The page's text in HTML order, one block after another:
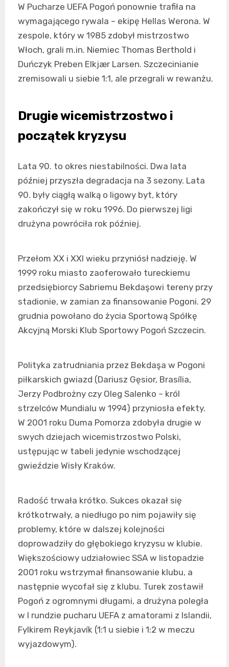
W Pucharze UEFA Pogoń ponownie trafiła na
wymagającego rywala – ekipę Hellas Werona. W
zespole, który w 1985 zdobył mistrzostwo
Włoch, grali m.in. Niemiec Thomas Berthold i
Duńczyk Preben Elkjær Larsen. Szczecinianie
zremisowali u siebie 1:1, ale przegrali w rewanżu.
Drugie wicemistrzostwo i
początek kryzysu
Lata 90. to okres niestabilności. Dwa lata
później przyszła degradacja na 3 sezony. Lata
90. były ciągłą walką o ligowy byt, który
zakończył się w roku 1996. Do pierwszej ligi
drużyna powróciła rok później.
Przełom XX i XXI wieku przyniósł nadzieję. W
1999 roku miasto zaoferowało tureckiemu
przedsiębiorcy Sabriemu Bekdaşowi tereny przy
stadionie, w zamian za finansowanie Pogoni. 29
grudnia powołano do życia Sportową Spółkę
Akcyjną Morski Klub Sportowy Pogoń Szczecin.
Polityka zatrudniania przez Bekdaşa w Pogoni
piłkarskich gwiazd (Dariusz Gęsior, Brasília,
Jerzy Podbrożny czy Oleg Salenko – król
strzelców Mundialu w 1994) przyniosła efekty.
W 2001 roku Duma Pomorza zdobyła drugie w
swych dziejach wicemistrzostwo Polski,
ustępując w tabeli jedynie wschodzącej
gwieździe Wisły Kraków.
Radość trwała krótko. Sukces okazał się
krótkotrwały, a niedługo po nim pojawiły się
problemy, które w dalszej kolejności
doprowadziły do głębokiego kryzysu w klubie.
Większościowy udziałowiec SSA w listopadzie
2001 roku wstrzymał finansowanie klubu, a
następnie wycofał się z klubu. Turek zostawił
Pogoń z ogromnymi długami, a drużyna poległa
w I rundzie pucharu UEFA z amatorami z Islandii,
Fylkirem Reykjavík (1:1 u siebie i 1:2 w meczu
wyjazdowym).